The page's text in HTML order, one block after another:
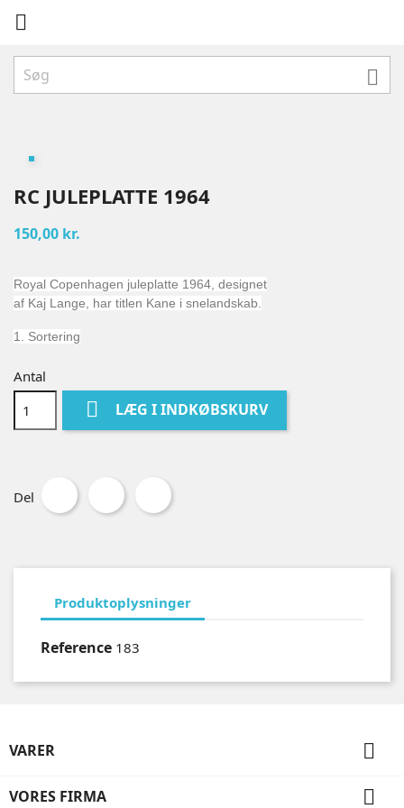


RC JULEPLATTE 1964
150,00 kr.
Royal Copenhagen juleplatte 1964, designet
af Kaj Lange, har titlen Kane i snelandskab.
1. Sortering
Antal
 LÆG I INDKØBSKURV
Del
Produktoplysninger
Reference 183
VARER 
VORES FIRMA 